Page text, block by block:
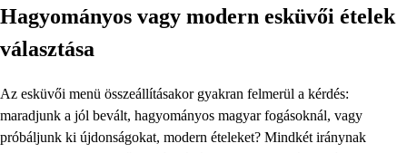
Hagyományos vagy modern esküvői ételek
választása
Az esküvői menü összeállításakor gyakran felmerül a kérdés:
maradjunk a jól bevált, hagyományos magyar fogásoknál, vagy
próbáljunk ki újdonságokat, modern ételeket? Mindkét iránynak